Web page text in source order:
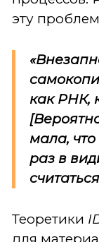
эту
как РНК,
мала,
раз в
Теоретики